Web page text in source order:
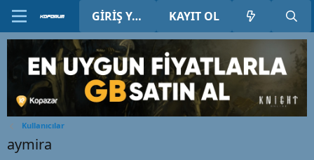
GIRIŞ YAP KAYIT OL
Kullanıcılar
aymira